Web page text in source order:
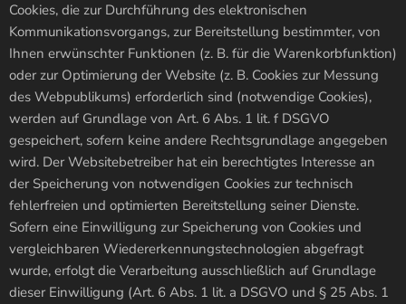
Cookies, die zur Durchführung des elektronischen
Kommunikationsvorgangs, zur Bereitstellung bestimmter, von
Ihnen erwünschter Funktionen (z. B. für die Warenkorbfunktion)
oder zur Optimierung der Website (z. B. Cookies zur Messung
des Webpublikums) erforderlich sind (notwendige Cookies),
werden auf Grundlage von Art. 6 Abs. 1 lit. f DSGVO
gespeichert, sofern keine andere Rechtsgrundlage angegeben
wird. Der Websitebetreiber hat ein berechtigtes Interesse an
der Speicherung von notwendigen Cookies zur technisch
fehlerfreien und optimierten Bereitstellung seiner Dienste.
Sofern eine Einwilligung zur Speicherung von Cookies und
vergleichbaren Wiedererkennungstechnologien abgefragt
wurde, erfolgt die Verarbeitung ausschließlich auf Grundlage
dieser Einwilligung (Art. 6 Abs. 1 lit. a DSGVO und § 25 Abs. 1